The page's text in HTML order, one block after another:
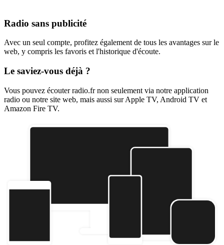
Radio sans publicité
Avec un seul compte, profitez également de tous les avantages sur le
web, y compris les favoris et l'historique d'écoute.
Le saviez-vous déjà ?
Vous pouvez écouter radio.fr non seulement via notre application
radio ou notre site web, mais aussi sur Apple TV, Android TV et
Amazon Fire TV.